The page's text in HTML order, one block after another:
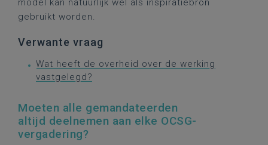
model kan natuurlijk wel als inspiratiebron
gebruikt worden.
Verwante vraag
Wat heeft de overheid over de werking
vastgelegd?
Moeten alle gemandateerden
altijd deelnemen aan elke OCSG-
vergadering?